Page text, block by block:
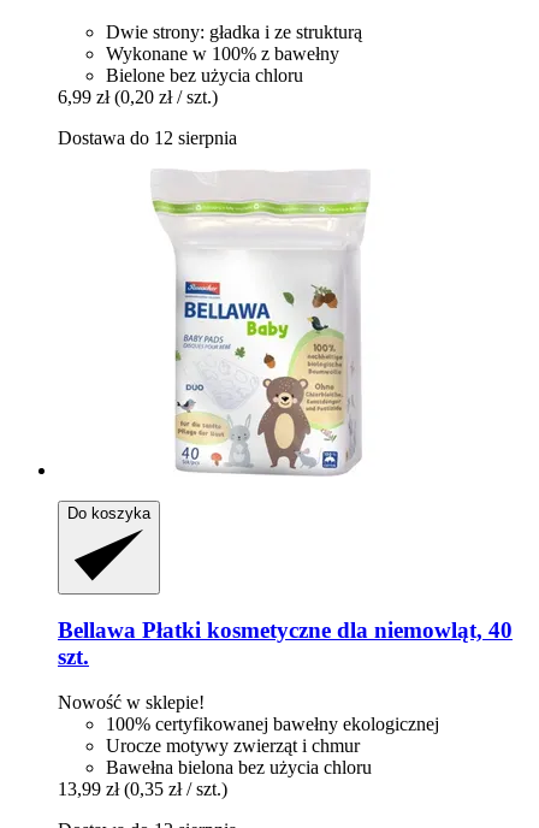
Dwie strony: gładka i ze strukturą
Wykonane w 100% z bawełny
Bielone bez użycia chloru
6,99 zł (0,20 zł / szt.)
Dostawa do 12 sierpnia
Do koszyka
Bellawa Płatki kosmetyczne dla niemowląt, 40
szt.
Nowość w sklepie!
100% certyfikowanej bawełny ekologicznej
Urocze motywy zwierząt i chmur
Bawełna bielona bez użycia chloru
13,99 zł (0,35 zł / szt.)